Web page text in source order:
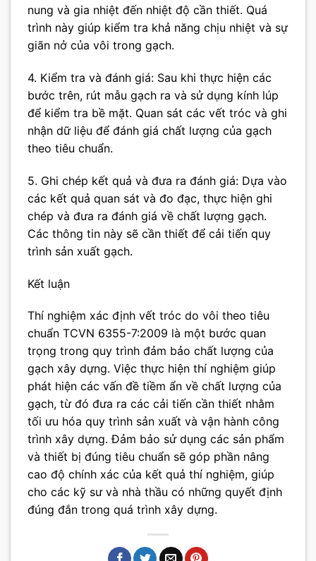
nung và gia nhiệt đến nhiệt độ cần thiết. Quá
trình này giúp kiểm tra khả năng chịu nhiệt và sự
giãn nở của vôi trong gạch.
4. Kiểm tra và đánh giá: Sau khi thực hiện các
bước trên, rút mẫu gạch ra và sử dụng kính lúp
để kiểm tra bề mặt. Quan sát các vết tróc và ghi
nhận dữ liệu để đánh giá chất lượng của gạch
theo tiêu chuẩn.
5. Ghi chép kết quả và đưa ra đánh giá: Dựa vào
các kết quả quan sát và đo đạc, thực hiện ghi
chép và đưa ra đánh giá về chất lượng gạch.
Các thông tin này sẽ cần thiết để cải tiến quy
trình sản xuất gạch.
Kết luận
Thí nghiệm xác định vết tróc do vôi theo tiêu
chuẩn TCVN 6355-7:2009 là một bước quan
trọng trong quy trình đảm bảo chất lượng của
gạch xây dựng. Việc thực hiện thí nghiệm giúp
phát hiện các vấn đề tiềm ẩn về chất lượng của
gạch, từ đó đưa ra các cải tiến cần thiết nhằm
tối ưu hóa quy trình sản xuất và vận hành công
trình xây dựng. Đảm bảo sử dụng các sản phẩm
và thiết bị đúng tiêu chuẩn sẽ góp phần nâng
cao độ chính xác của kết quả thí nghiệm, giúp
cho các kỹ sư và nhà thầu có những quyết định
đúng đắn trong quá trình xây dựng.